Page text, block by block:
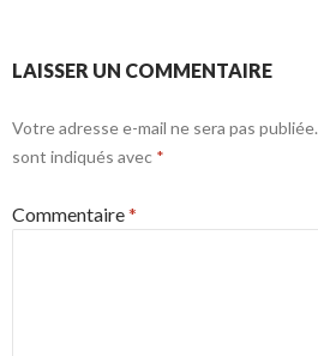
LAISSER UN COMMENTAIRE
Votre adresse e-mail ne sera pas publiée.
sont indiqués avec *
Commentaire*